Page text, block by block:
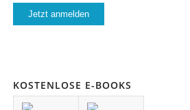
KOSTENLOSE E-BOOKS